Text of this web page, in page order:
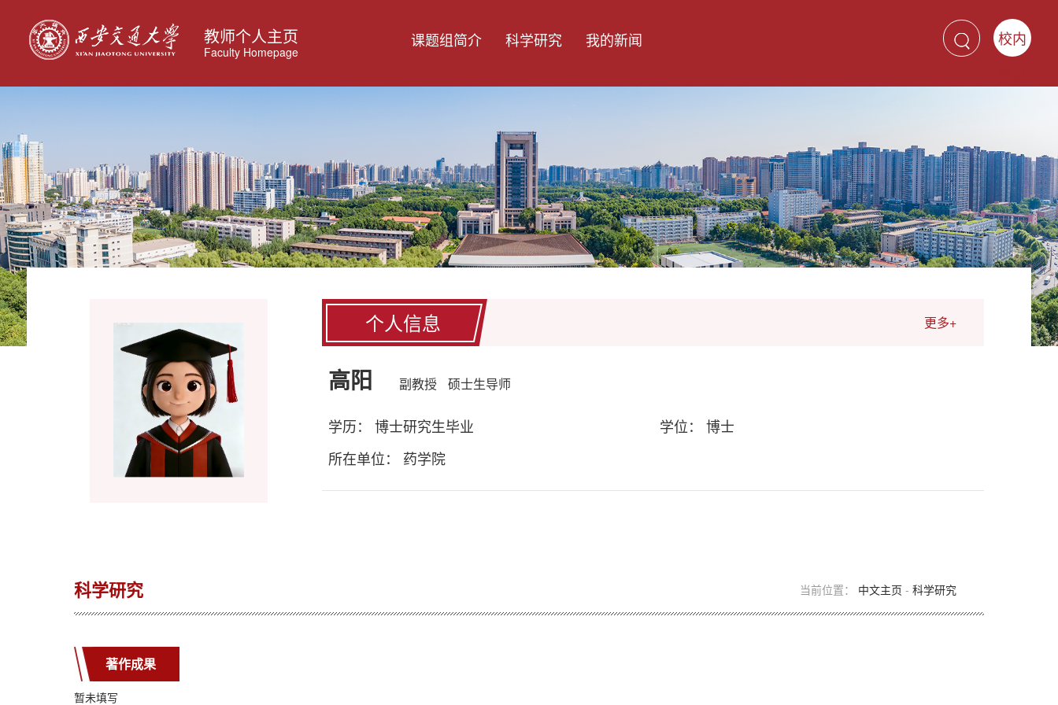
教师个人主页
Faculty Homepage
校内
课题组简介 科学研究 我的新闻
个人信息 更多+
高阳 副教授 硕士生导师
学历： 博士研究生毕业
学位： 博士
所在单位： 药学院
科学研究 当前位置： 中文主页 -科学研究
著作成果
暂未填写